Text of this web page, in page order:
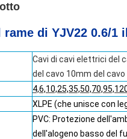
rame di YJV22 0.6/
Cavi di cavi elettrici del
del cavo 10mm del
XLPE (che unisce con
PVC: Protezione
dell'alogeno basso del